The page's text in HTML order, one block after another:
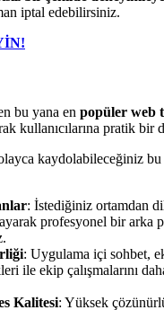
iptal edebilirsiniz.
bu yana en popüler web
kullanıcılarına pratik bir
kaydolabileceğiniz bu
: İstediğiniz ortamdan
profesyonel bir arka
: Uygulama içi sohbet,
ile ekip çalışmalarını
Kalitesi: Yüksek